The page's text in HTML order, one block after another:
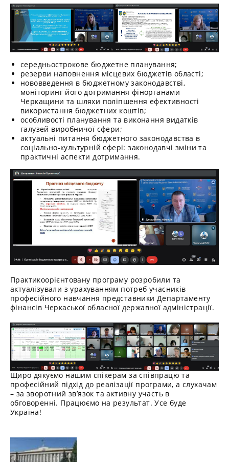
середньострокове бюджетне планування;
резерви наповнення місцевих бюджетів області;
нововведення в бюджетному законодавстві,
моніторинг його дотримання фінорганами
Черкащини та шляхи поліпшення ефективності
використання бюджетних коштів;
особливості планування та виконання видатків
галузей виробничої сфери;
актуальні питання бюджетного законодавства в
соціально-культурній сфері: законодавчі зміни та
практичні аспекти дотримання.
Практикоорієнтовану програму розробили та
актуалізували з урахуванням потреб учасників
професійного навчання представники Департаменту
фінансів Черкаської обласної державної адміністрації.
Щиро дякуємо нашим спікерам за співпрацю та
професійний підхід до реалізації програми, а слухачам
– за зворотний зв’язок та активну участь в
обговоренні. Працюємо на результат. Усе буде
Україна!